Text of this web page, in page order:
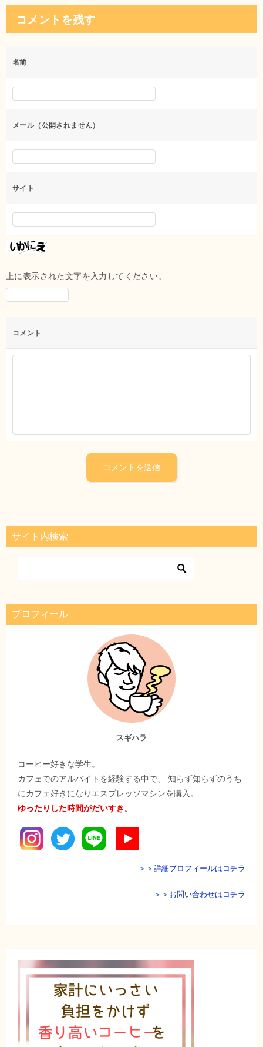
ビ
ー
シ
ン
コメントを残す
名前
メール（公開されません）
サイト
上に表示された文字を入力してください。
コメント
サイト内検索
プロフィール
スギハラ
コーヒー好きな学生。
カフェでのアルバイトを経験する中で、 知らず知らずのうち
にカフェ好きになりエスプレッソマシンを購入。
ゆったりした時間がだいすき。
＞＞詳細プロフィールはコチラ
＞＞お問い合わせはコチラ